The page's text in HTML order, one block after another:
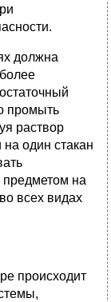
должна
промыть
раствор
один стакан
на
всех видах
происходит